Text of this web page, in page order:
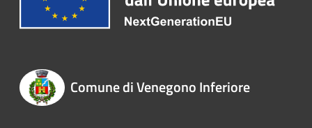
Comune di Venegono Inferiore